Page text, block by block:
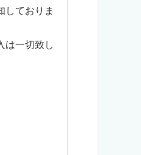
しておりま
は一切致し